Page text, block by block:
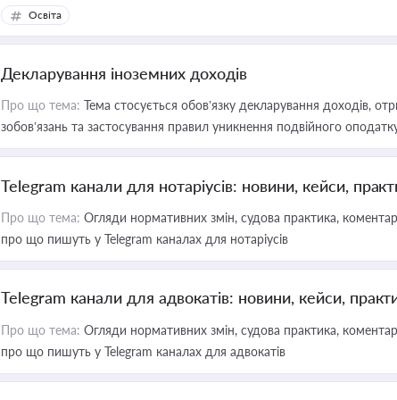
Освіта
Декларування іноземних доходів
Про що тема: Тема стосується обов’язку декларування доходів,
зобов’язань та застосування правил уникнення подвійного
Telegram канали для нотаріусів: новини, кейси,
Про що тема: Огляди нормативних змін, судова практика,
про що пишуть у Telegram каналах для нотаріусів
Telegram канали для адвокатів: новини, кейси,
Про що тема: Огляди нормативних змін, судова практика,
про що пишуть у Telegram каналах для адвокатів